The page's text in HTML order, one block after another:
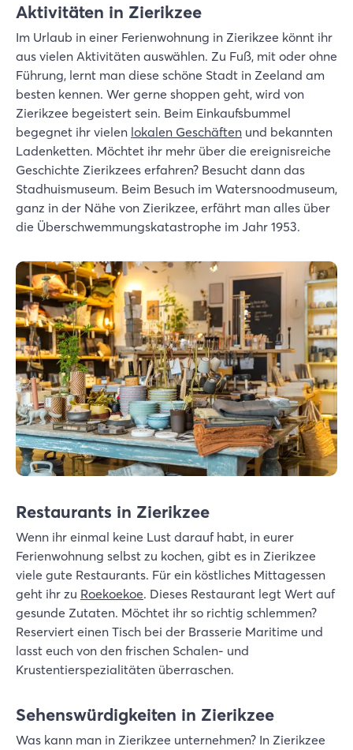
Aktivitäten in Zierikzee
Im Urlaub in einer Ferienwohnung in Zierikzee könnt ihr
aus vielen Aktivitäten auswählen. Zu Fuß, mit oder ohne
Führung, lernt man diese schöne Stadt in Zeeland am
besten kennen. Wer gerne shoppen geht, wird von
Zierikzee begeistert sein. Beim Einkaufsbummel
begegnet ihr vielen lokalen Geschäften und bekannten
Ladenketten. Möchtet ihr mehr über die ereignisreiche
Geschichte Zierikzees erfahren? Besucht dann das
Stadhuismuseum. Beim Besuch im Watersnoodmuseum,
ganz in der Nähe von Zierikzee, erfährt man alles über
die Überschwemmungskatastrophe im Jahr 1953.
Restaurants in Zierikzee
Wenn ihr einmal keine Lust darauf habt, in eurer
Ferienwohnung selbst zu kochen, gibt es in Zierikzee
viele gute Restaurants. Für ein köstliches Mittagessen
geht ihr zu Roekoekoe. Dieses Restaurant legt Wert auf
gesunde Zutaten. Möchtet ihr so richtig schlemmen?
Reserviert einen Tisch bei der Brasserie Maritime und
lasst euch von den frischen Schalen- und
Krustentierspezialitäten überraschen.
Sehenswürdigkeiten in Zierikzee
Was kann man in Zierikzee unternehmen? In Zierikzee